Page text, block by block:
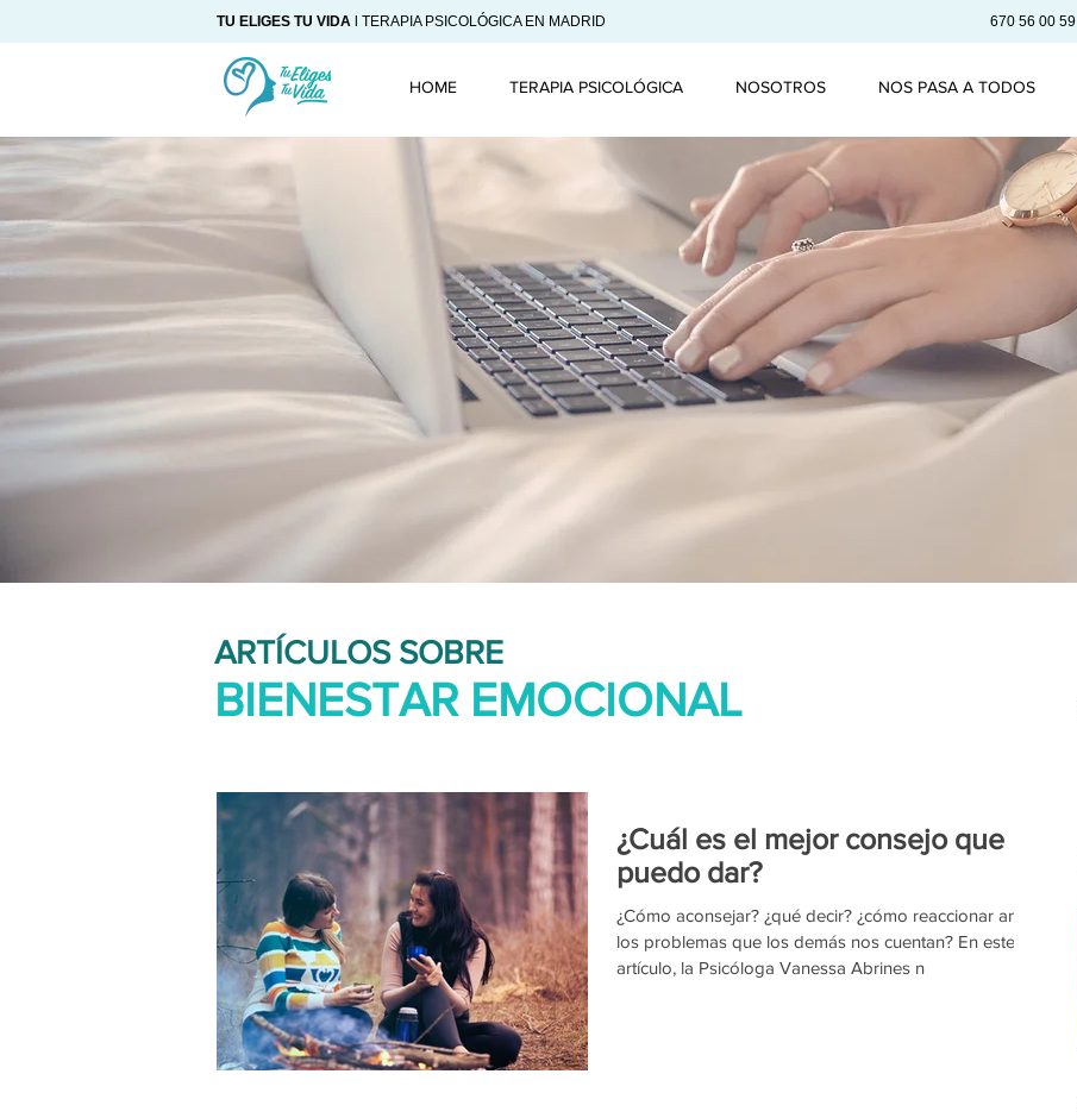
HOME TERAPIA PSICOLÓGICA NOSOTROS NOS PASA A TODOS
ARTÍCULOS SOBRE
BIENESTAR EMOCIONAL
¿Cuál es el mejor consejo que
puedo dar?
¿Cómo aconsejar? ¿qué decir? ¿cómo reaccionar ante
los problemas que los demás nos cuentan? En este
artículo, la Psicóloga Vanessa Abrines n
TU ELIGES TU VIDA l TERAPIA PSICOLÓGICA EN MADRID 670 56 00 59